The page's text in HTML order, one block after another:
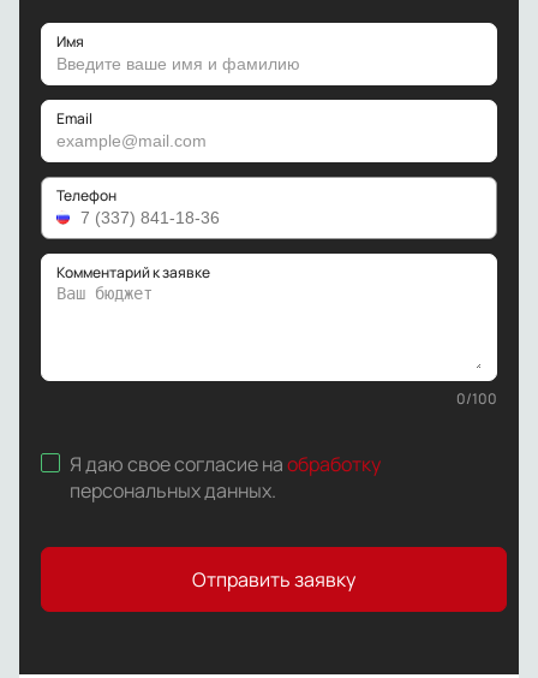
Имя
Email
Телефон
Комментарий к заявке
0/100
Я даю свое согласие наобработку
персональных данных.
Отправить заявку